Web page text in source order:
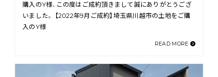
購入のY様、この度はご成約頂きまして誠にありがとうござ
いました。 【2022年9月ご成約】埼玉県川越市の土地をご購
入のY様
READ MORE